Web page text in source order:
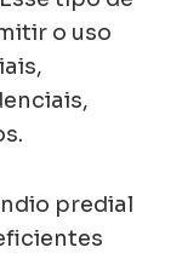
o uso
predial